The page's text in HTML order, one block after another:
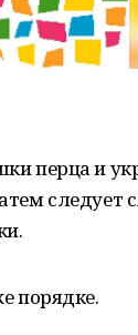
перца и
следует
порядке.